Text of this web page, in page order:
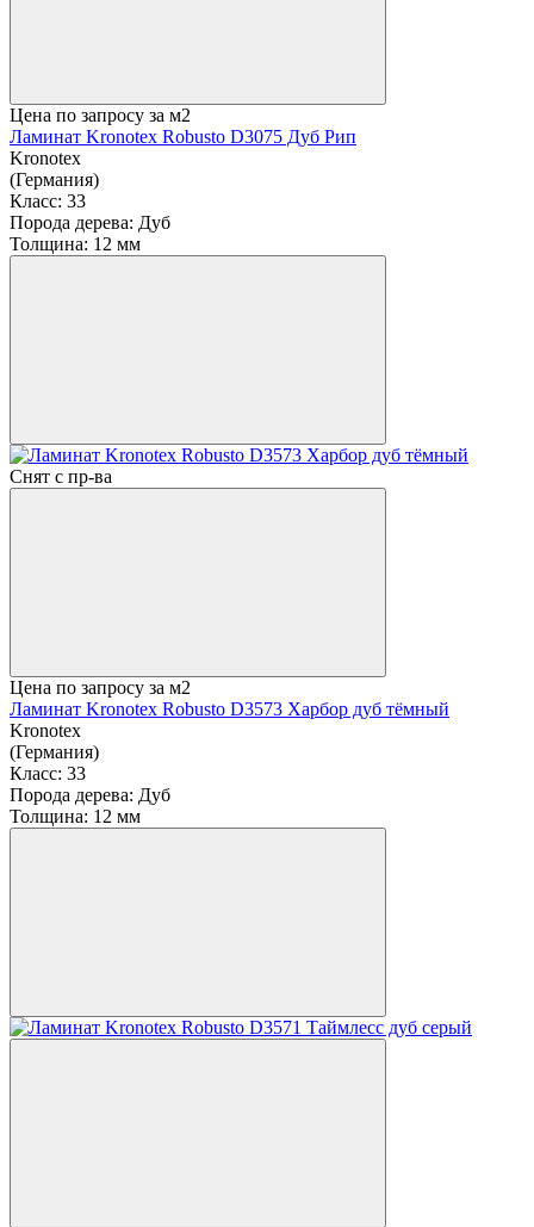
Цена по запросу за м2
Ламинат Kronotex Robusto D3075 Дуб Рип
Kronotex
(Германия)
Класс: 33
Порода дерева: Дуб
Толщина: 12 мм
Снят с пр-ва
Цена по запросу за м2
Ламинат Kronotex Robusto D3573 Харбор дуб тёмный
Kronotex
(Германия)
Класс: 33
Порода дерева: Дуб
Толщина: 12 мм